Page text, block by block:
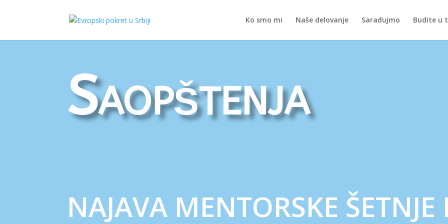
Ko smo mi Naše delovanje Sarađujmo Budite u
Saopštenja
NAJAVA MENTORSKE ŠETNJE I